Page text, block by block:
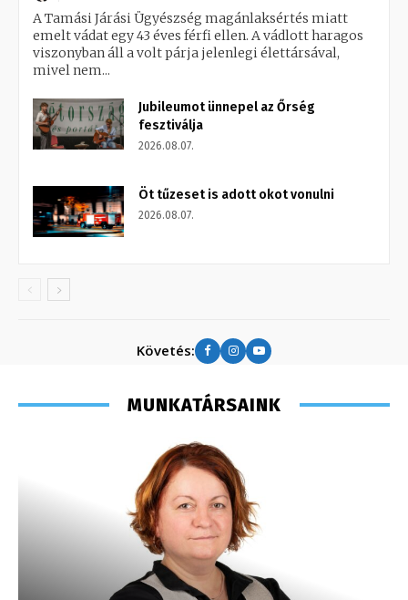
A Tamási Járási Ügyészség magánlaksértés miatt
emelt vádat egy 43 éves férfi ellen. A vádlott haragos
viszonyban áll a volt párja jelenlegi élettársával,
mivel nem...
Jubileumot ünnepel az Őrség
fesztiválja
2026.08.07.
Öt tűzeset is adott okot vonulni
2026.08.07.
Követés:
MUNKATÁRSAINK